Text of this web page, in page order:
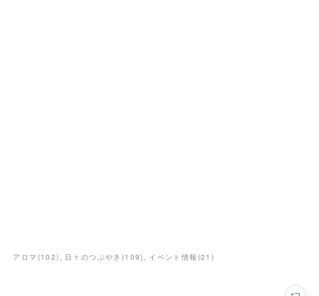
アロマ (102) 日々のつぶやき (109) イベント情報 (21 )